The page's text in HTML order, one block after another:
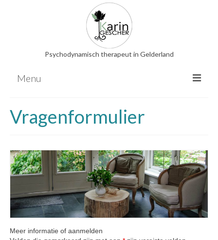
Psychodynamisch therapeut in Gelderland
Menu
EMDR
Familieopstellingen
Hooggevoeligheid
Overige therapieën
Energetische behandeling
Nederlandse bloesemremedies
PDS
Vragenformulier
Meer informatie of aanmelden